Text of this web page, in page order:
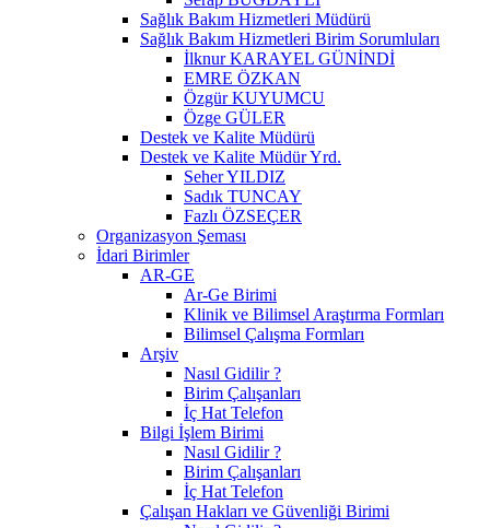
Sağlık Bakım Hizmetleri Müdürü
Sağlık Bakım Hizmetleri Birim Sorumluları
İlknur KARAYEL GÜNİNDİ
EMRE ÖZKAN
Özgür KUYUMCU
Özge GÜLER
Destek ve Kalite Müdürü
Destek ve Kalite Müdür Yrd.
Seher YILDIZ
Sadık TUNCAY
Fazlı ÖZSEÇER
Organizasyon Şeması
İdari Birimler
AR-GE
Ar-Ge Birimi
Klinik ve Bilimsel Araştırma Formları
Bilimsel Çalışma Formları
Arşiv
Nasıl Gidilir ?
Birim Çalışanları
İç Hat Telefon
Bilgi İşlem Birimi
Nasıl Gidilir ?
Birim Çalışanları
İç Hat Telefon
Çalışan Hakları ve Güvenliği Birimi